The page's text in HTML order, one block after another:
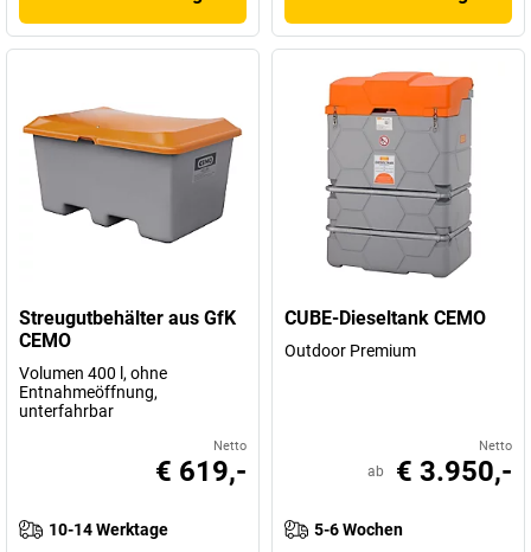
Streugutbehälter aus GfK
CEMO
Volumen 400 l, ohne
Entnahmeöffnung,
unterfahrbar
Netto
€ 619,-
10-14 Werktage
CUBE-Dieseltank CEMO
Outdoor Premium
Netto
ab € 3.950,-
5-6 Wochen